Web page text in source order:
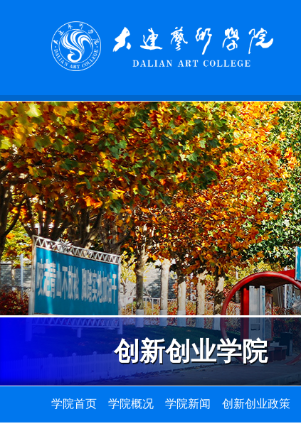
创新创业学院
学院首页 学院概况 学院新闻 创新创业政策